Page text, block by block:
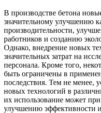
В производстве бетона
значительному улучшению
производительности,
работников и созданию
Однако, внедрение новых
значительных затрат на
персонала. Кроме того,
быть ограничены в
последствия. Тем не менее,
новых технологий в
их использование может
улучшению эффективности и